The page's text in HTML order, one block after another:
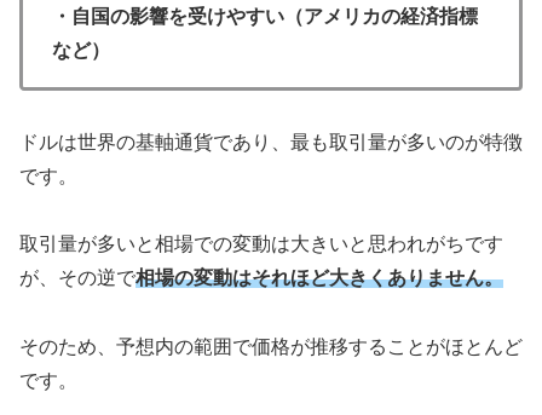
・自国の影響を受けやすい（アメリカの経済指標
など）
ドルは世界の基軸通貨であり、最も取引量が多いのが特徴
です。
取引量が多いと相場での変動は大きいと思われがちです
が、その逆で相場の変動はそれほど大きくありません。
そのため、予想内の範囲で価格が推移することがほとんど
です。